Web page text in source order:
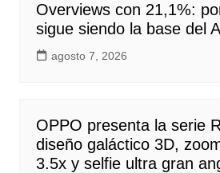
Overviews con 21,1%:
sigue siendo la base del
agosto 7, 2026
OPPO presenta la serie
diseño galáctico 3D,
3.5x y selfie ultra gran